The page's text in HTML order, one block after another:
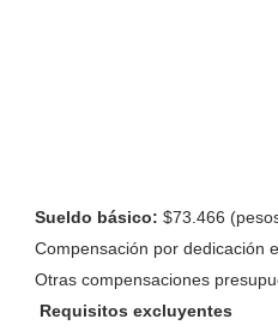
Sueldo básico: $73.466
Compensación por dedicación
Otras compensaciones
Requisitos excluyentes